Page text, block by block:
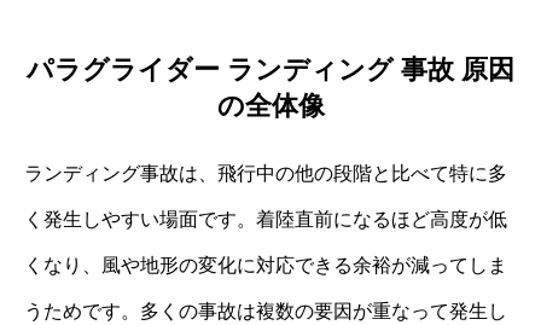
パラグライダー ランディング 事故 原因
の全体像
ランディング事故は、飛行中の他の段階と比べて特に多
く発生しやすい場面です。着陸直前になるほど高度が低
くなり、風や地形の変化に対応できる余裕が減ってしま
うためです。多くの事故は複数の要因が重なって発生し